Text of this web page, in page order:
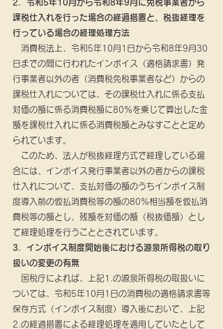
2．令和5年10月から令和8年9月に免税事業者から
課税仕入れを行った場合の経過措置と、税抜経理を
行っている場合の経理処理方法
消費税法上、令和5年10月1日から令和8年9月30
日までの間に行われたインボイス（適格請求書）発
行事業者以外の者（消費税免税事業者など）からの
課税仕入れについては、その課税仕入れに係る支払
対価の額に係る消費税額に80％を乗じて算出した金
額を課税仕入れに係る消費税額とみなすことと定め
られています。
このため、法人が税抜経理方式で経理している場
合には、インボイス発行事業者以外の者からの課税
仕入れについて、支払対価の額のうちインボイス制
度導入前の仮払消費税等の額の80％相当額を仮払消
費税等の額とし、残額を対価の額（税抜価額）とし
て経理処理を行うこととされています。
3．インボイス制度開始後における源泉所得税の取り
扱いの変更の有無
国税庁によれば、上記1.の源泉所得税の取扱いに
ついては、令和5年10月1日の消費税の適格請求書等
保存方式（インボイス制度）導入後において、上記
2.の経過措置による経理処理を適用していたとして